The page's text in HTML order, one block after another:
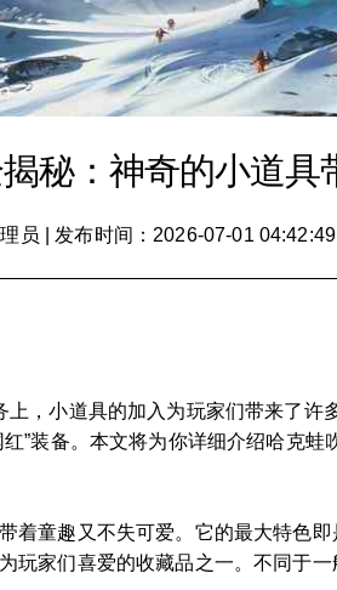
秘：神奇的小道具
员 发布时间：2026-07-01 04:42:49
，小道具的加入为玩家们带来了许
”装备。本文将为你详细介绍哈克
童趣又不失可爱。它的最大特色即
玩家们喜爱的收藏品之一。不同于